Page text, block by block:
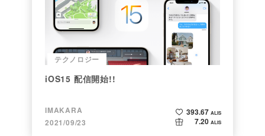
テクノロジー
iOS15 配信開始!!
IMAKARA
2021/09/23
393.67 ALIS
7.20 ALIS